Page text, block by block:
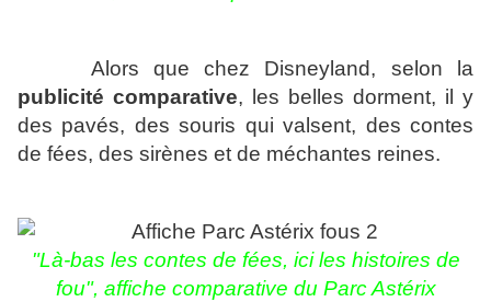
Alors que chez Disneyland, selon la
publicité comparative, les belles dorment, il y
des pavés, des souris qui valsent, des contes
de fées, des sirènes et de méchantes reines.
"Là-bas les contes de fées, ici les histoires de
fou", affiche comparative du Parc Astérix